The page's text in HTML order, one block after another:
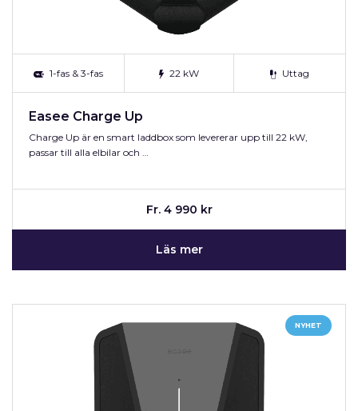
1-fas & 3-fas 22 kW Uttag
Easee Charge Up
Charge Up är en smart laddbox som levererar upp till 22 kW,
passar till alla elbilar och …
Fr. 4 990 kr
Läs mer
NYHET